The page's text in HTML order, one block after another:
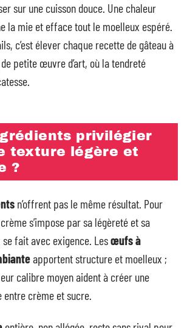
sur une cuisson douce. Une chaleur
la mie et efface tout le moelleux espéré.
c’est élever chaque recette de gâteau à
petite œuvre d’art, où la tendreté
privilégier
texture légère et
?
n’offrent pas le même résultat. Pour
s’impose par sa légèreté et sa
fait avec exigence. Lesœufs à
apportent structure et moelleux ;
calibre moyen aident à créer une
crème et sucre.